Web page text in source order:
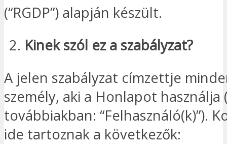
(“RGDP”) alapján készült.
Kinek szól ez a szabályzat?
A jelen szabályzat címzettje
személy, aki a Honlapot használja
továbbiakban: “Felhasználó(k)”).
ide tartoznak a következők: